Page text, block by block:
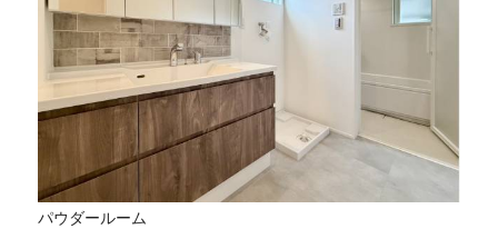
パウダールーム